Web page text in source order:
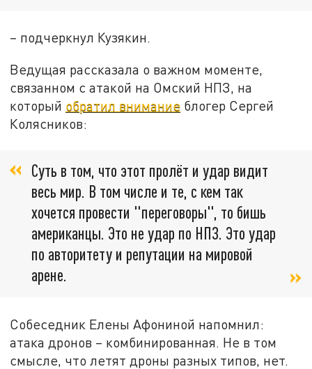
– подчеркнул Кузякин.
Ведущая рассказала о важном моменте,
связанном с атакой на Омский НПЗ, на
который обратил внимание блогер Сергей
Колясников:
Суть в том, что этот пролёт и удар видит
весь мир. В том числе и те, с кем так
хочется провести "переговоры", то бишь
американцы. Это не удар по НПЗ. Это удар
по авторитету и репутации на мировой
арене.
Собеседник Елены Афониной напомнил:
атака дронов – комбинированная. Не в том
смысле, что летят дроны разных типов, нет.